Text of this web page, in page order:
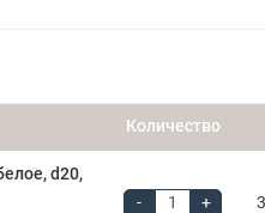
Количество
d20,
- +